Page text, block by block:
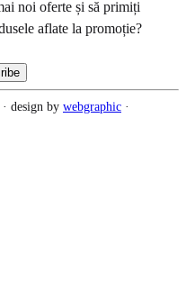
noi oferte și să primiți
aflate la promoție?
design by webgraphic ·